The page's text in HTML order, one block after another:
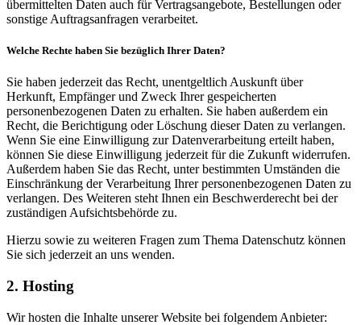
übermittelten Daten auch für Vertragsangebote, Bestellungen oder
sonstige Auftragsanfragen verarbeitet.
Welche Rechte haben Sie bezüglich Ihrer Daten?
Sie haben jederzeit das Recht, unentgeltlich Auskunft über
Herkunft, Empfänger und Zweck Ihrer gespeicherten
personenbezogenen Daten zu erhalten. Sie haben außerdem ein
Recht, die Berichtigung oder Löschung dieser Daten zu verlangen.
Wenn Sie eine Einwilligung zur Datenverarbeitung erteilt haben,
können Sie diese Einwilligung jederzeit für die Zukunft widerrufen.
Außerdem haben Sie das Recht, unter bestimmten Umständen die
Einschränkung der Verarbeitung Ihrer personenbezogenen Daten zu
verlangen. Des Weiteren steht Ihnen ein Beschwerderecht bei der
zuständigen Aufsichtsbehörde zu.
Hierzu sowie zu weiteren Fragen zum Thema Datenschutz können
Sie sich jederzeit an uns wenden.
2. Hosting
Wir hosten die Inhalte unserer Website bei folgendem Anbieter: